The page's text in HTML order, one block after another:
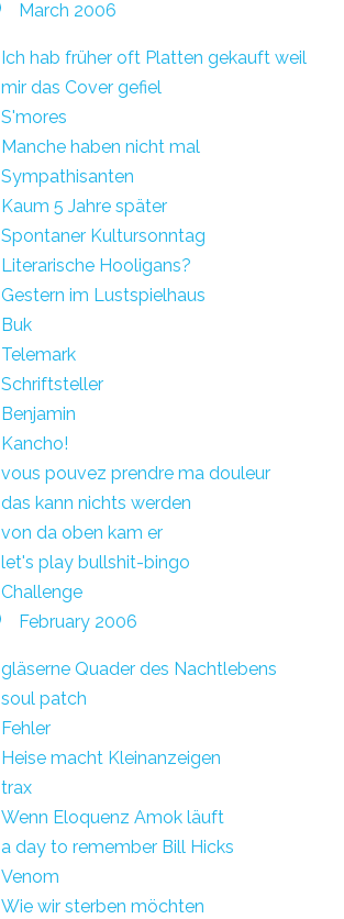
March 2006
Ich hab früher oft Platten gekauft weil
mir das Cover gefiel
S'mores
Manche haben nicht mal
Sympathisanten
Kaum 5 Jahre später
Spontaner Kultursonntag
Literarische Hooligans?
Gestern im Lustspielhaus
Buk
Telemark
Schriftsteller
Benjamin
Kancho!
vous pouvez prendre ma douleur
das kann nichts werden
von da oben kam er
let's play bullshit-bingo
Challenge
February 2006
gläserne Quader des Nachtlebens
soul patch
Fehler
Heise macht Kleinanzeigen
trax
Wenn Eloquenz Amok läuft
a day to remember Bill Hicks
Venom
Wie wir sterben möchten